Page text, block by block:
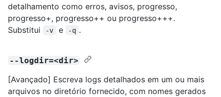
detalhamento como erros, avisos, progresso,
progresso+, progresso++ ou progresso+++.
Substitui
-v e -q .
--logdir=<dir>
[Avançado] Escreva logs detalhados em um ou mais
arquivos no diretório fornecido, com nomes gerados